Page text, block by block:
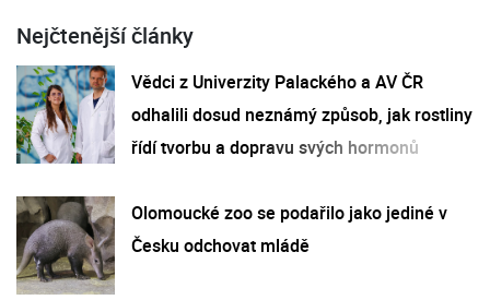
Nejčtenější články
Vědci z Univerzity Palackého a AV ČR
odhalili dosud neznámý způsob, jak rostliny
řídí tvorbu a dopravu svých hormonů
Olomoucké zoo se podařilo jako jediné v
Česku odchovat mládě